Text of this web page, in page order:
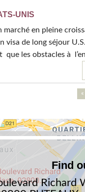
UNIS
visa de long séjour
les obstacles à
«
Find
Richard